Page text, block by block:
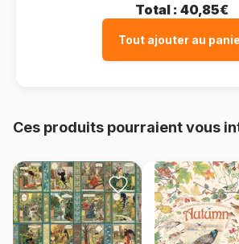
Total : 40,85€
Tout ajouter au
Ces produits pourraient vous